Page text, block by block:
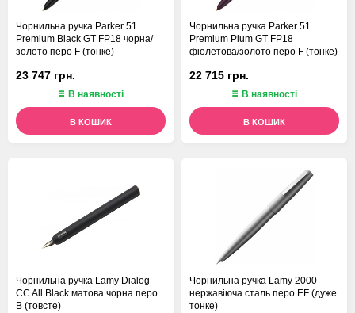
Чорнильна ручка Parker 51
Premium Black GT FP18 чорна/
золото перо F (тонке)
23 747 грн.
В наявності
В КОШИК
Чорнильна ручка Parker 51
Premium Plum GT FP18
фіолетова/золото перо F (тонке)
22 715 грн.
В наявності
В КОШИК
Чорнильна ручка Lamy Dialog
CC All Black матова чорна перо
B (товсте)
Чорнильна ручка Lamy 2000
нержавіюча сталь перо EF (дуже
тонке)